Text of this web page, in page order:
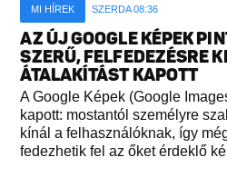
MI HÍREK SZERDA 08:36
AZ ÚJ GOOGLE KÉPEK
SZERŰ, FELFEDEZÉSRE
ÁTALAKÍTÁST KAPOTT
A Google Képek (Google
kapott: mostantól személyre
kínál a felhasználóknak, így
fedezhetik fel az őket érdeklő